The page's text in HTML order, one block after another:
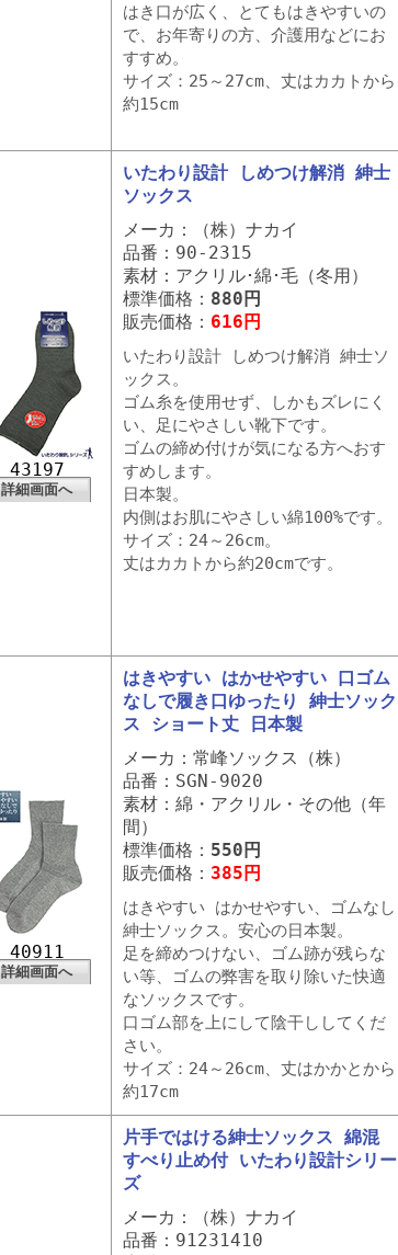
はき口が広く、とてもはきやすいの
で、お年寄りの方、介護用などにお
すすめ。
サイズ：25～27cm、丈はカカトから
約15cm
43197
詳細画面へ
いたわり設計 しめつけ解消 紳士
ソックス
メーカ：（株）ナカイ
品番：90-2315
素材：アクリル･綿･毛（冬用）
標準価格： 880円
販売価格： 616円
いたわり設計 しめつけ解消 紳士ソ
ックス。
ゴム糸を使用せず、しかもズレにく
い、足にやさしい靴下です。
ゴムの締め付けが気になる方へおす
すめします。
日本製。
内側はお肌にやさしい綿100%です。
サイズ：24～26cm。
丈はカカトから約20cmです。
40911
詳細画面へ
はきやすい はかせやすい 口ゴム
なしで履き口ゆったり 紳士ソック
ス ショート丈 日本製
メーカ：常峰ソックス（株）
品番：SGN-9020
素材：綿・アクリル・その他（年
間）
標準価格： 550円
販売価格： 385円
はきやすい はかせやすい、ゴムなし
紳士ソックス。安心の日本製。
足を締めつけない、ゴム跡が残らな
い等、ゴムの弊害を取り除いた快適
なソックスです。
口ゴム部を上にして陰干ししてくだ
さい。
サイズ：24～26cm、丈はかかとから
約17cm
片手ではける紳士ソックス 綿混
すべり止め付 いたわり設計シリー
ズ
メーカ：（株）ナカイ
品番：91231410